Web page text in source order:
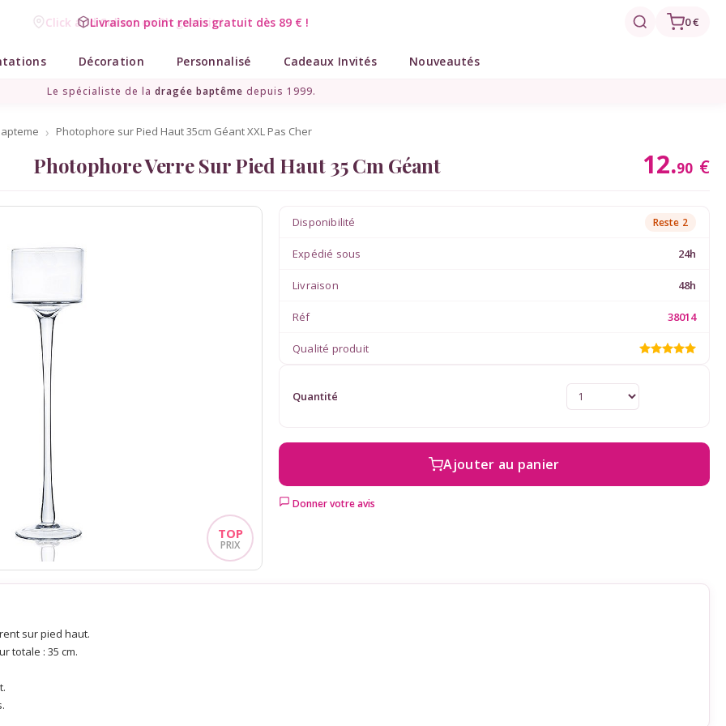
Livraison point relais gratuit dès 89 € ! 0 €
Décoration Personnalisé Cadeaux Invités Nouveautés
Le spécialiste de la dragée baptême depuis 1999.
Photophore sur Pied Haut 35cm Géant XXL Pas Cher
Photophore Verre Sur Pied Haut 35 Cm Géant 12.90 €
Disponibilité Reste 2
Expédié sous 24h
Livraison 48h
Réf 38014
Qualité produit
Quantité
Ajouter au panier
Donner votre avis
sur pied haut.
totale : 35 cm.